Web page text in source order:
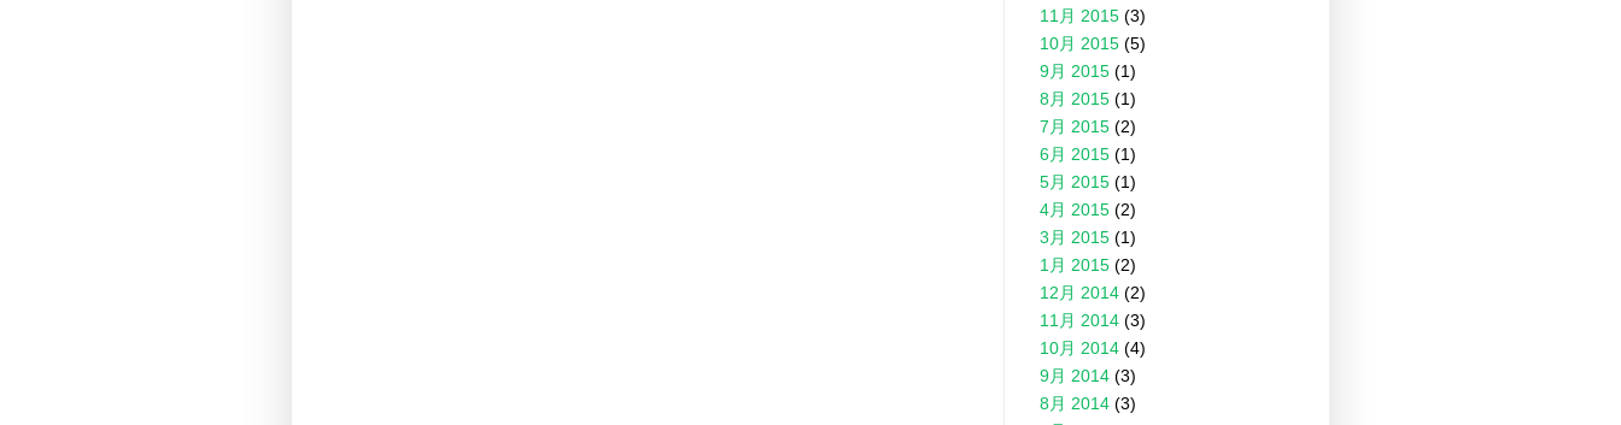
11月 2015 (3)
10月 2015 (5)
9月 2015 (1)
8月 2015 (1)
7月 2015 (2)
6月 2015 (1)
5月 2015 (1)
4月 2015 (2)
3月 2015 (1)
1月 2015 (2)
12月 2014 (2)
11月 2014 (3)
10月 2014 (4)
9月 2014 (3)
8月 2014 (3)